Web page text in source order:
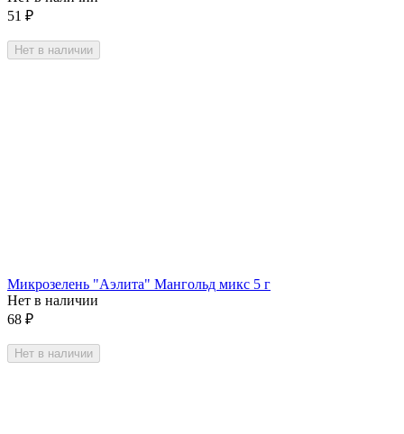
51 ₽
Нет в наличии
Микрозелень "Аэлита" Мангольд микс 5 г
Нет в наличии
68 ₽
Нет в наличии